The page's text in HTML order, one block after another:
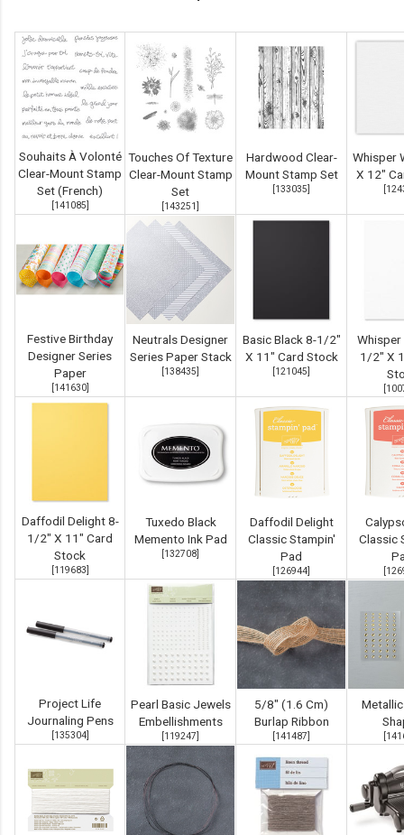
Souhaits À Volonté
Clear-Mount Stamp
Set (French)
[141085]
Touches Of Texture
Clear-Mount Stamp
Set
[143251]
Hardwood Clear-
Mount Stamp Set
[133035]
Whisper
X 12"
[
Festive Birthday
Designer Series
Paper
[141630]
Neutrals Designer
Series Paper Stack
[138435]
Basic Black 8-1/2"
X 11" Card Stock
[121045]
Whisper
1/2" X
[
Daffodil Delight 8-
1/2" X 11" Card
Stock
[119683]
Tuxedo Black
Memento Ink Pad
[132708]
Daffodil Delight
Classic Stampin'
Pad
[126944]
Classic
[
Project Life
Journaling Pens
[135304]
Pearl Basic Jewels
Embellishments
[119247]
5/8" (1.6 Cm)
Burlap Ribbon
[141487]
Metallic
[